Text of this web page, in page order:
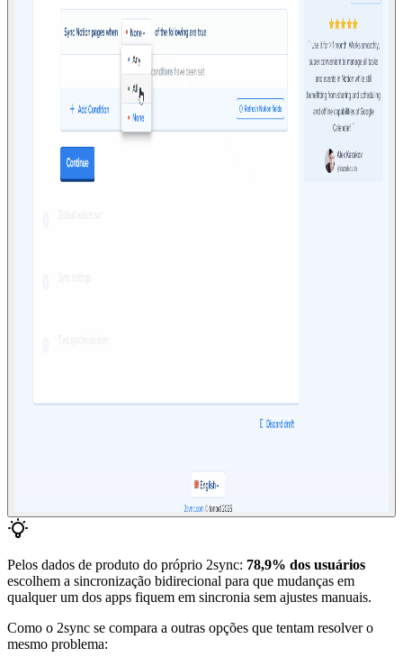
Pelos dados de produto do próprio 2sync: 78,9% dos usuários
escolhem a sincronização bidirecional para que mudanças em
qualquer um dos apps fiquem em sincronia sem ajustes manuais.
Como o 2sync se compara a outras opções que tentam resolver o
mesmo problema: